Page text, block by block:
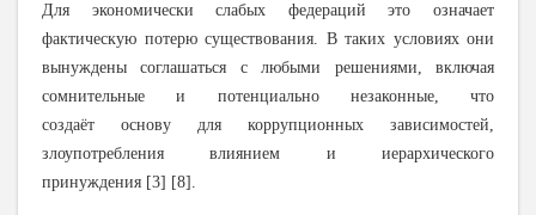
Для экономически слабых федераций это означает
фактическую потерю существования. В таких условиях они
вынуждены соглашаться с любыми решениями, включая
сомнительные и потенциально незаконные, что
создаёт основу для коррупционных зависимостей,
злоупотребления влиянием и иерархического
принуждения [3] [8].